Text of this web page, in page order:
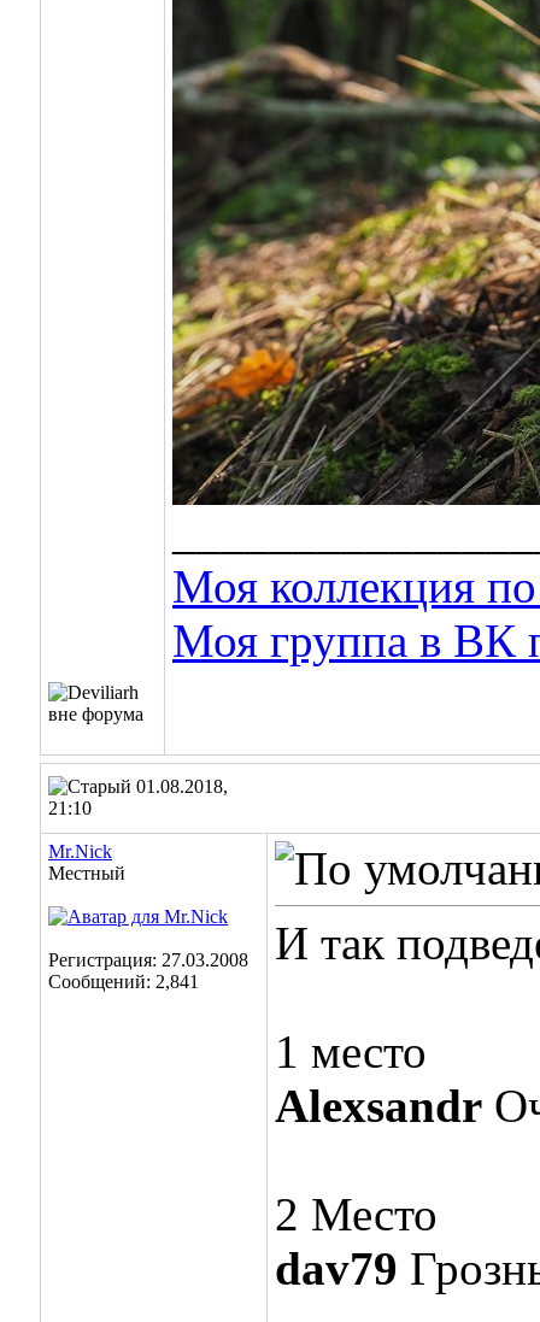
Моя коллекция
Моя группа в ВК
01.08.2018,
21:10
Mr.Nick
Местный
Регистрация: 27.03.2008
Сообщений: 2,841
И так
1 место
Alexsandr
2 Место
dav79